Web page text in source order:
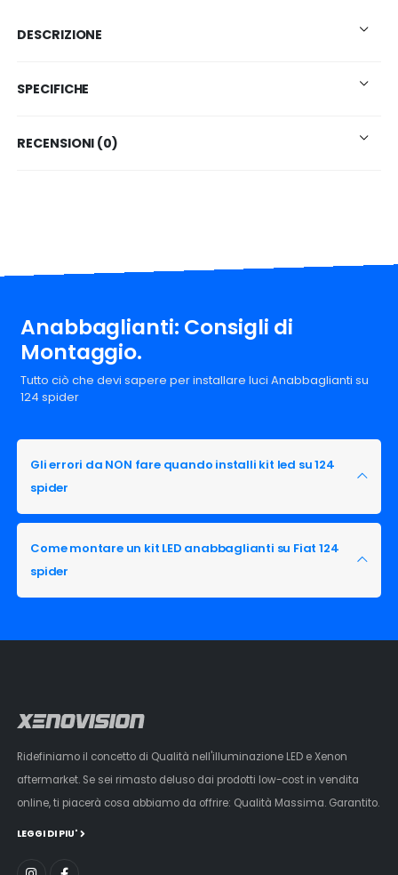
DESCRIZIONE
SPECIFICHE
RECENSIONI (0)
Anabbaglianti: Consigli di
Montaggio.
Tutto ciò che devi sapere per installare luci Anabbaglianti su
124 spider
Gli errori da NON fare quando installi kit led su 124
spider
Come montare un kit LED anabbaglianti su Fiat 124
spider
Ridefiniamo il concetto di Qualità nell'illuminazione LED e Xenon
aftermarket. Se sei rimasto deluso dai prodotti low-cost in vendita
online, ti piacerà cosa abbiamo da offrire: Qualità Massima. Garantito.
LEGGI DI PIU'